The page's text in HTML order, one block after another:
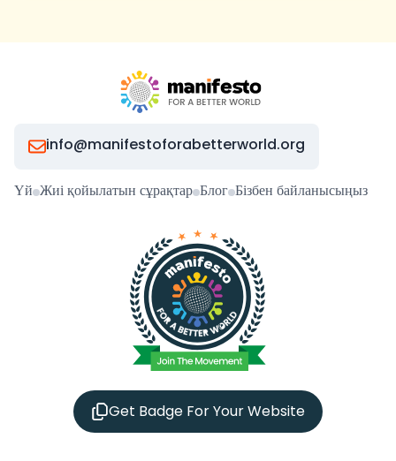
info@manifestoforabetterworld.org
Үй Жиі қойылатын сұрақтар Блог Бізбен байланысыңыз
Get Badge For Your Website